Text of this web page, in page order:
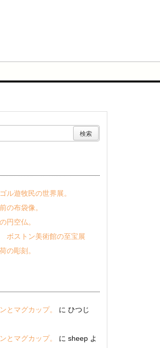
ル遊牧民の世界展。
の布袋像。
円空仏。
ボストン美術館の至宝展
の彫刻。
とマグカップ。 に ひつじ
とマグカップ。
に sheep よ